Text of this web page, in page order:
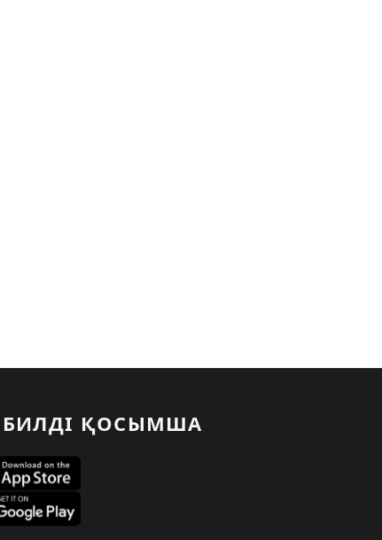
ҚОСЫМША